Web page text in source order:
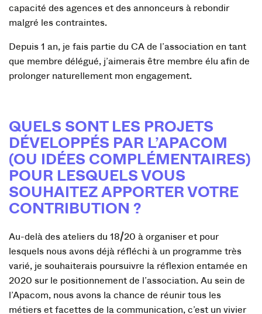
capacité des agences et des annonceurs à rebondir
malgré les contraintes.
Depuis 1 an, je fais partie du CA de l’association en tant
que membre délégué, j’aimerais être membre élu afin de
prolonger naturellement mon engagement.
QUELS SONT LES PROJETS
DÉVELOPPÉS PAR L’APACOM
(OU IDÉES COMPLÉMENTAIRES)
POUR LESQUELS VOUS
SOUHAITEZ APPORTER VOTRE
CONTRIBUTION ?
Au-delà des ateliers du 18/20 à organiser et pour
lesquels nous avons déjà réfléchi à un programme très
varié, je souhaiterais poursuivre la réflexion entamée en
2020 sur le positionnement de l’association. Au sein de
l’Apacom, nous avons la chance de réunir tous les
métiers et facettes de la communication, c’est un vivier